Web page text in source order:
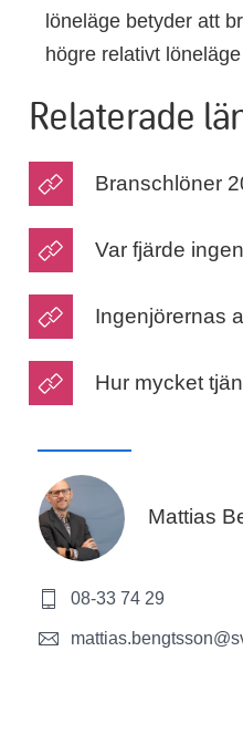
löneläge betyder att
högre relativt
Relaterade
Branschlöner
Var fjärde
Ingenjörernas
Hur mycket
Mattias
08-33 74 29